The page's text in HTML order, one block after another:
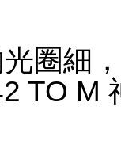
圈細
TO M